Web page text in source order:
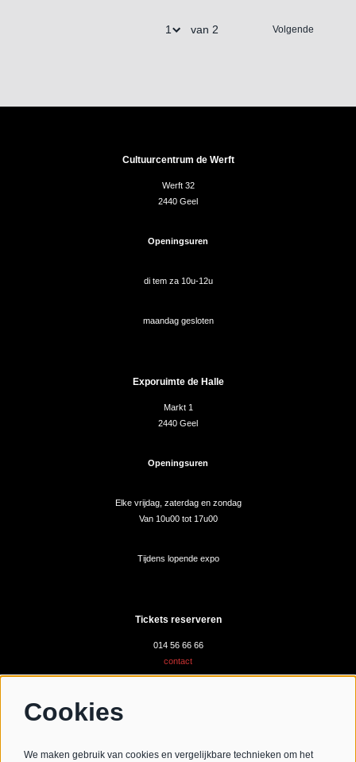
van 2 Volgende
Cultuurcentrum de Werft
Werft 32
2440 Geel
Openingsuren
di tem za 10u-12u
maandag gesloten
Exporuimte de Halle
Markt 1
2440 Geel
Openingsuren
Elke vrijdag, zaterdag en zondag
Van 10u00 tot 17u00
Tijdens lopende expo
Tickets reserveren
014 56 66 66
contact
Cookies
We maken gebruik van cookies en vergelijkbare technieken om het